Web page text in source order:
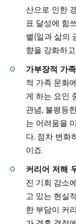
산으로 인한
표 달성에 힘
밸(일과 삶의
향을 강화하
가부장적 가
적 가족 문화
게 하는 요인
관념, 불평등
는 어려움을
다. 점차 변화
이죠.
커리어 저해
진 기회 감소
고 있는 현실
한 부담이 커